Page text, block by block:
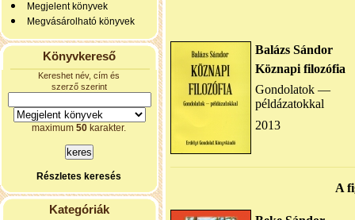
Megjelent könyvek
Megvásárolható könyvek
Könyvkereső
Kereshet név, cím és
szerző szerint
maximum50 karakter.
Részletes keresés
Kategóriák
Balázs Sándor
Köznapi filozófia
Gondolatok —
példázatokkal
2013
A